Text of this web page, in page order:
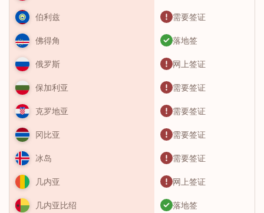
伯利兹 需要签证
佛得角 落地签
俄罗斯 网上签证
保加利亚 需要签证
克罗地亚 需要签证
冈比亚 需要签证
冰岛 需要签证
几内亚 网上签证
几内亚比绍 落地签